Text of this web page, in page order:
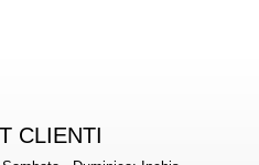
CLIENTI